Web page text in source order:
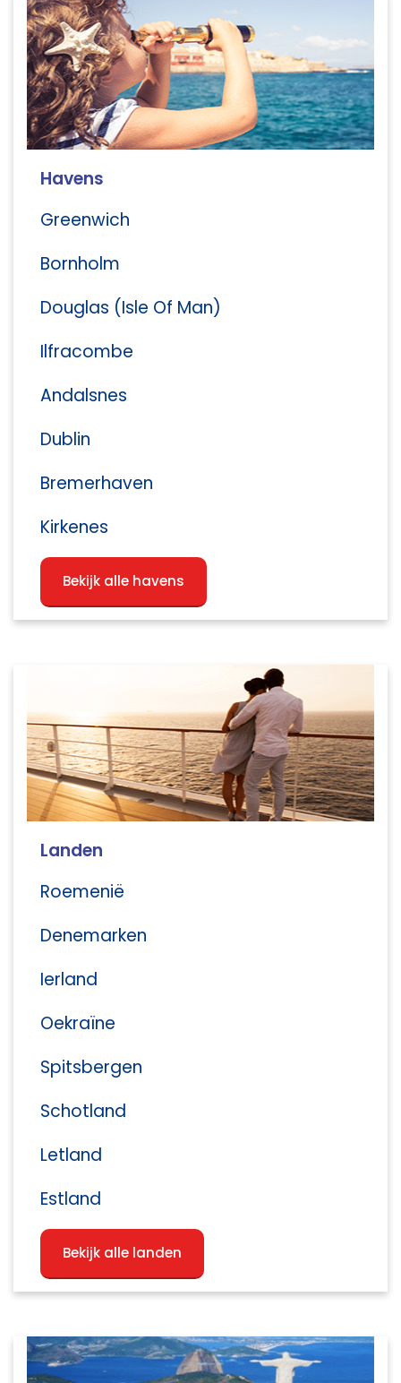
Havens
Greenwich
Bornholm
Douglas (Isle Of Man)
Ilfracombe
Andalsnes
Dublin
Bremerhaven
Kirkenes
Bekijk alle havens
Landen
Roemenië
Denemarken
Ierland
Oekraïne
Spitsbergen
Schotland
Letland
Estland
Bekijk alle landen